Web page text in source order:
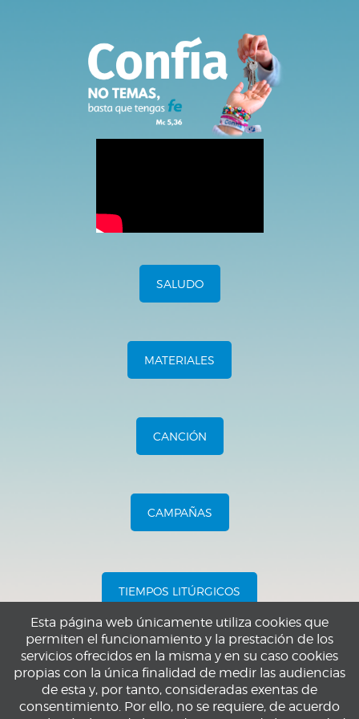
SALUDO
MATERIALES
CANCIÓN
CAMPAÑAS
TIEMPOS LITÚRGICOS
FIESTAS SALESIANAS
Esta página web únicamente utiliza cookies que
permiten el funcionamiento y la prestación de los
servicios ofrecidos en la misma y en su caso cookies
propias con la única finalidad de medir las audiencias
de esta y, por tanto, consideradas exentas de
consentimiento. Por ello, no se requiere, de acuerdo